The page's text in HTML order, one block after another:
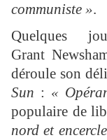
communiste ».
Quelques
Grant
déroule son
Sun : «
populaire de
nord et